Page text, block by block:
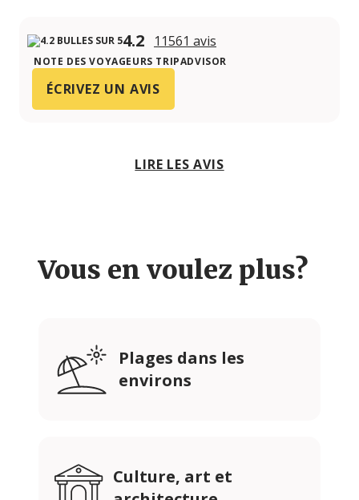
4.2 11561 avis
NOTE DES VOYAGEURS TRIPADVISOR
ÉCRIVEZ UN AVIS
LIRE LES AVIS
Vous en voulez plus?
Plages dans les
environs
Culture, art et